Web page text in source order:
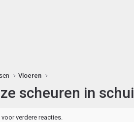
Vloeren
scheuren in
verdere reacties.